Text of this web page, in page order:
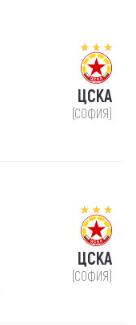
ЦСКА
(СОФИЯ)
ЦСКА
(СОФИЯ)